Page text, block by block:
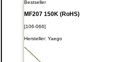
Bestseller
MF207 150K (RoHS)
[106-066]
Hersteller: Yaego